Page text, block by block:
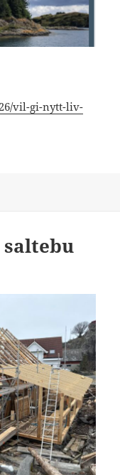
vil-gi-nytt-liv-